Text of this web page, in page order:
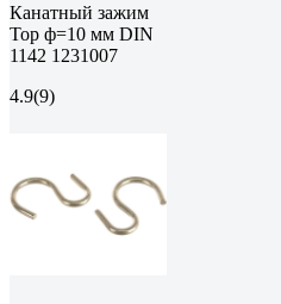
Канатный зажим
Тор ф=10 мм DIN
1142 1231007
4.9(9)